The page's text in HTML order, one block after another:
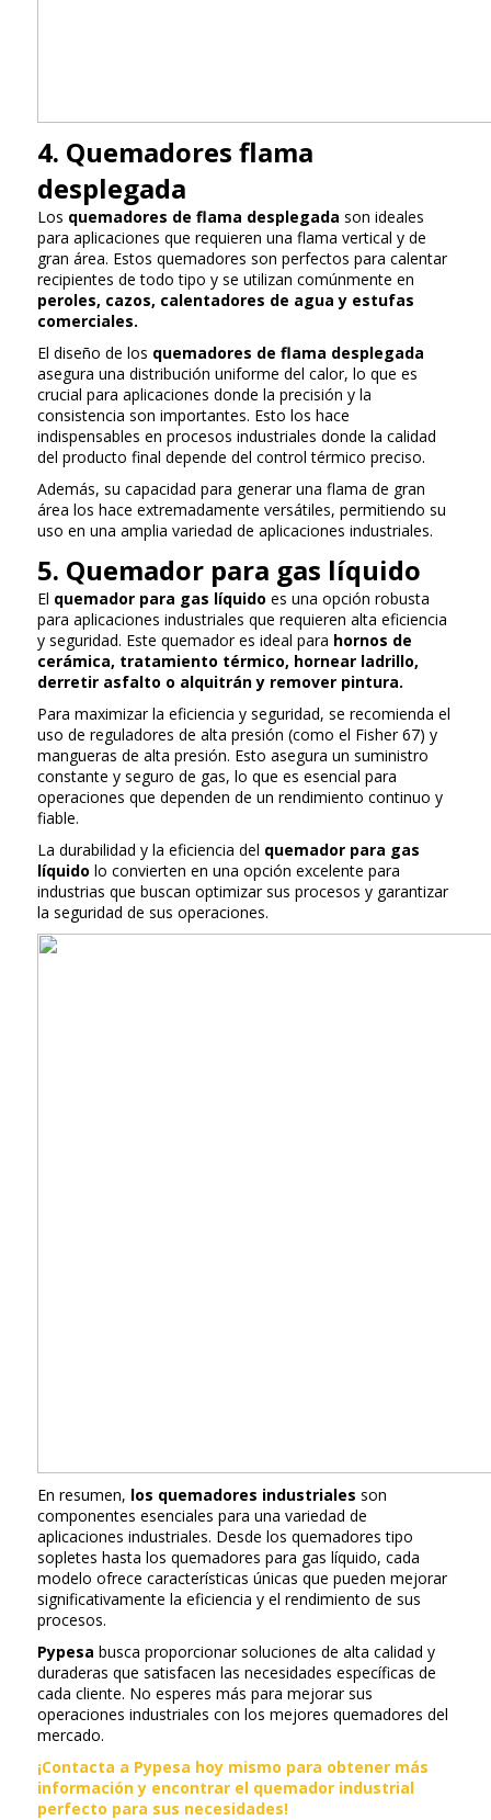
4. Quemadores flama
desplegada
Los quemadores de flama desplegada son ideales
para aplicaciones que requieren una flama vertical y de
gran área. Estos quemadores son perfectos para calentar
recipientes de todo tipo y se utilizan comúnmente en
peroles, cazos, calentadores de agua y estufas
comerciales.
El diseño de los quemadores de flama desplegada
asegura una distribución uniforme del calor, lo que es
crucial para aplicaciones donde la precisión y la
consistencia son importantes. Esto los hace
indispensables en procesos industriales donde la calidad
del producto final depende del control térmico preciso.
Además, su capacidad para generar una flama de gran
área los hace extremadamente versátiles, permitiendo su
uso en una amplia variedad de aplicaciones industriales.
5. Quemador para gas líquido
El quemador para gas líquido es una opción robusta
para aplicaciones industriales que requieren alta eficiencia
y seguridad. Este quemador es ideal para hornos de
cerámica, tratamiento térmico, hornear ladrillo,
derretir asfalto o alquitrán y remover pintura.
Para maximizar la eficiencia y seguridad, se recomienda el
uso de reguladores de alta presión (como el Fisher 67) y
mangueras de alta presión. Esto asegura un suministro
constante y seguro de gas, lo que es esencial para
operaciones que dependen de un rendimiento continuo y
fiable.
La durabilidad y la eficiencia del quemador para gas
líquido lo convierten en una opción excelente para
industrias que buscan optimizar sus procesos y garantizar
la seguridad de sus operaciones.
En resumen, los quemadores industriales son
componentes esenciales para una variedad de
aplicaciones industriales. Desde los quemadores tipo
sopletes hasta los quemadores para gas líquido, cada
modelo ofrece características únicas que pueden mejorar
significativamente la eficiencia y el rendimiento de sus
procesos.
Pypesa busca proporcionar soluciones de alta calidad y
duraderas que satisfacen las necesidades específicas de
cada cliente. No esperes más para mejorar sus
operaciones industriales con los mejores quemadores del
mercado.
¡Contacta a Pypesa hoy mismo para obtener más
información y encontrar el quemador industrial
perfecto para sus necesidades!